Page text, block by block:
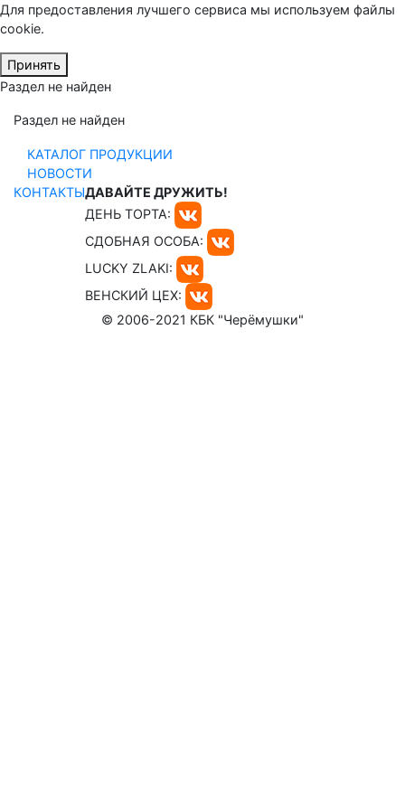
Для предоставления лучшего сервиса мы используем файлы
cookie.
Принять
Раздел не найден
Раздел не найден
КАТАЛОГ ПРОДУКЦИИ
НОВОСТИ
КОНТАКТЫДАВАЙТЕ ДРУЖИТЬ!
ДЕНЬ ТОРТА:
СДОБНАЯ ОСОБА:
LUCKY ZLAKI:
ВЕНСКИЙ ЦЕХ:
© 2006-2021 КБК "Черёмушки"